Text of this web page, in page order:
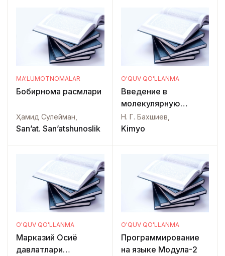
MA'LUMOTNOMALAR
Бобирнома расмлари
Ҳамид Сулейман,
San’at. San’atshunoslik
O'QUV QO'LLANMA
Введение в
молекулярную
спектроскопию
Н. Г. Бахшиев,
Kimyo
O'QUV QO'LLANMA
Марказий Осиё
давлатлари
O'QUV QO'LLANMA
Программирование
на языке Модула-2